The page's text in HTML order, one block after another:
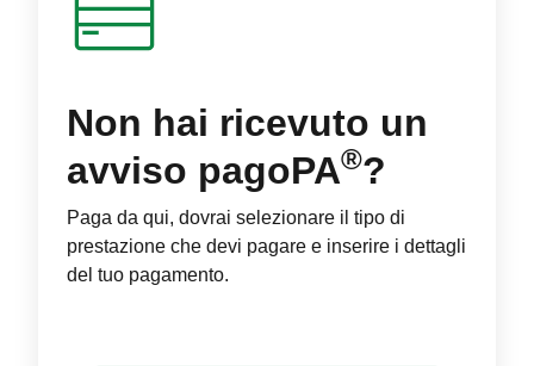
Non hai ricevuto un
avviso pagoPA®?
Paga da qui, dovrai selezionare il tipo di
prestazione che devi pagare e inserire i dettagli
del tuo pagamento.